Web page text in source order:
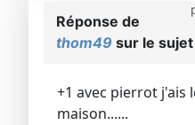
Réponse de
thom49 sur le sujet
+1 avec pierrot j'ais
maison......